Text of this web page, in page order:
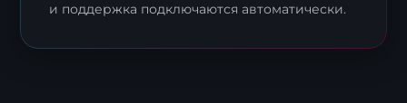
и поддержка подключаются автоматически.